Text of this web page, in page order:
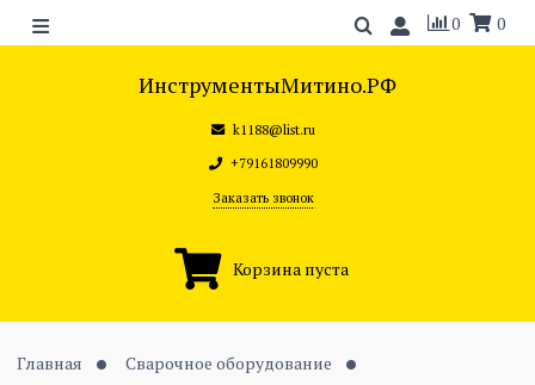
0 0
ИнструментыМитино.РФ
k1188@list.ru
+79161809990
Заказать звонок
Корзина пуста
Главная
Сварочное оборудование